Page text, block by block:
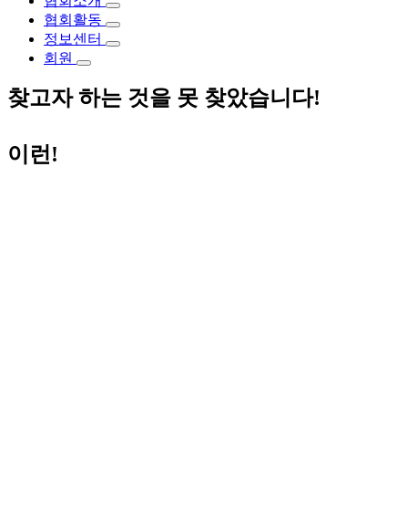
협회활동
정보센터
회원
찾고자 하는 것을 못 찾았습니다!
이런!